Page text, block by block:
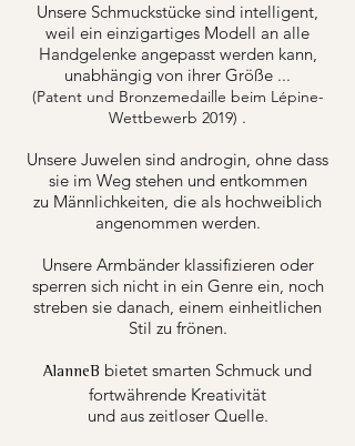
Unsere Schmuckstücke sind intelligent,
weil ein einzigartiges Modell an alle
Handgelenke angepasst werden kann,
unabhängig von ihrer Größe ...
(Patent und Bronzemedaille beim Lépine-
Wettbewerb 2019) .
Unsere Juwelen sind androgin, ohne dass
sie im Weg stehen und entkommen
zu Männlichkeiten, die als hochweiblich
angenommen werden.
Unsere Armbänder klassifizieren oder
sperren sich nicht in ein Genre ein, noch
streben sie danach, einem einheitlichen
Stil zu frönen.
AlanneB bietet smarten Schmuck und
fortwährende Kreativität
und aus zeitloser Quelle.